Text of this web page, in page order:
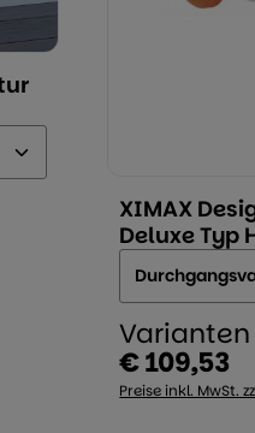
Sternen
XIMAX
Deluxe Typ
Ausführung:
Regulärer Preis:
€ 109,53
Preise inkl. MwSt.